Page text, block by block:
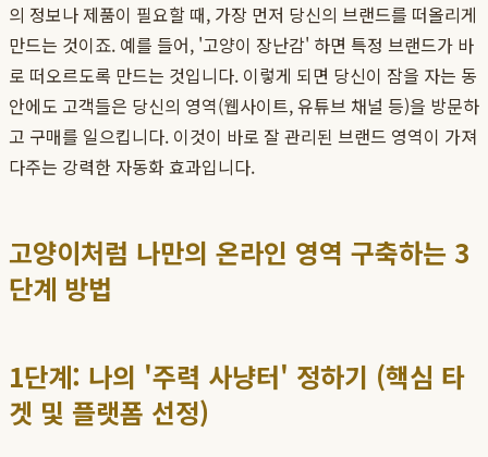
의 정보나 제품이 필요할 때, 가장 먼저 당신의 브랜드를 떠올리게
만드는 것이죠. 예를 들어, '고양이 장난감' 하면 특정 브랜드가 바
로 떠오르도록 만드는 것입니다. 이렇게 되면 당신이 잠을 자는 동
안에도 고객들은 당신의 영역(웹사이트, 유튜브 채널 등)을 방문하
고 구매를 일으킵니다. 이것이 바로 잘 관리된 브랜드 영역이 가져
다주는 강력한 자동화 효과입니다.
고양이처럼 나만의 온라인 영역 구축하는 3
단계 방법
1단계: 나의 '주력 사냥터' 정하기 (핵심 타
겟 및 플랫폼 선정)